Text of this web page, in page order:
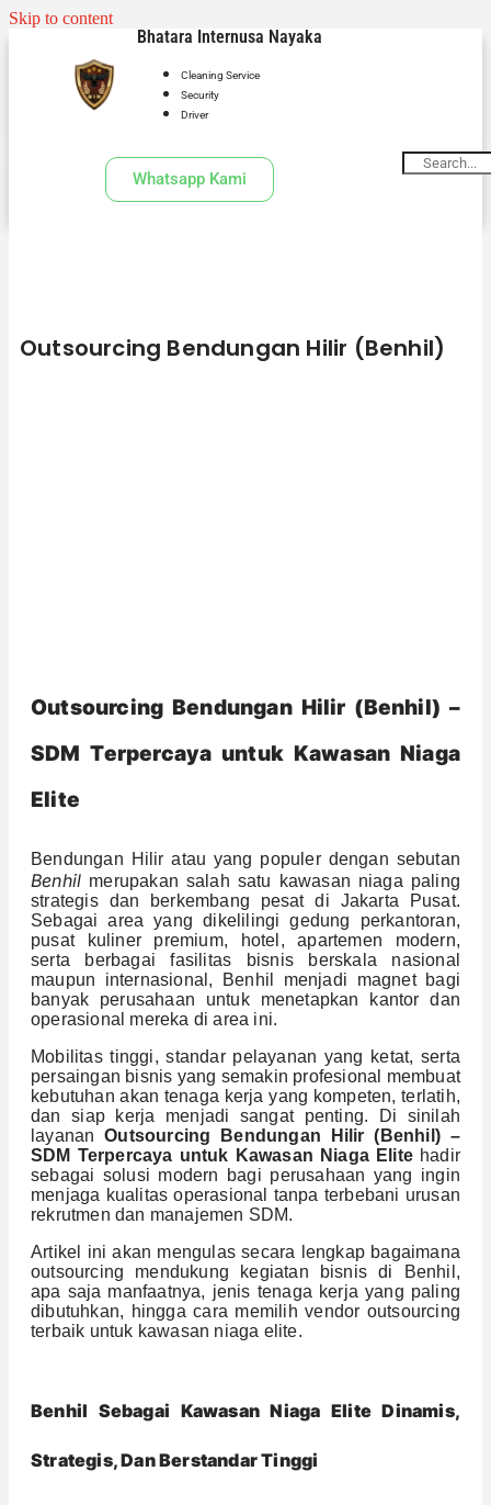
Skip to content
Bhatara Internusa Nayaka
Cleaning Service
Security
Driver
Whatsapp Kami
Outsourcing Bendungan Hilir (Benhil)
Outsourcing Bendungan Hilir (Benhil) –
SDM Terpercaya untuk Kawasan Niaga
Elite
Bendungan Hilir atau yang populer dengan sebutan
Benhil merupakan salah satu kawasan niaga paling
strategis dan berkembang pesat di Jakarta Pusat.
Sebagai area yang dikelilingi gedung perkantoran,
pusat kuliner premium, hotel, apartemen modern,
serta berbagai fasilitas bisnis berskala nasional
maupun internasional, Benhil menjadi magnet bagi
banyak perusahaan untuk menetapkan kantor dan
operasional mereka di area ini.
Mobilitas tinggi, standar pelayanan yang ketat, serta
persaingan bisnis yang semakin profesional membuat
kebutuhan akan tenaga kerja yang kompeten, terlatih,
dan siap kerja menjadi sangat penting. Di sinilah
layananOutsourcing Bendungan Hilir (Benhil) –
SDM Terpercaya untuk Kawasan Niaga Elite hadir
sebagai solusi modern bagi perusahaan yang ingin
menjaga kualitas operasional tanpa terbebani urusan
rekrutmen dan manajemen SDM.
Artikel ini akan mengulas secara lengkap bagaimana
outsourcing mendukung kegiatan bisnis di Benhil,
apa saja manfaatnya, jenis tenaga kerja yang paling
dibutuhkan, hingga cara memilih vendor outsourcing
terbaik untuk kawasan niaga elite.
Benhil Sebagai Kawasan Niaga Elite Dinamis,
Strategis, Dan Berstandar Tinggi